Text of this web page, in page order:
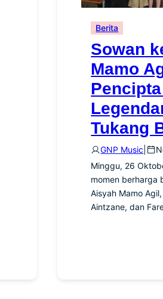
Berita
Sowan
Mamo
Tukang
GNP Music
Minggu, 26
momen berharga
Aisyah Mamo
Aintzane, dan